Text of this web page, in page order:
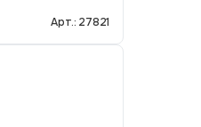
Арт.: 27821